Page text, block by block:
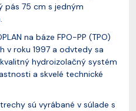
pás 75 cm s jedným
na báze FPO-PP (TPO)
v roku 1997 a odvtedy sa
hydroizolačný systém
a skvelé technické
sú vyrábané v súlade s